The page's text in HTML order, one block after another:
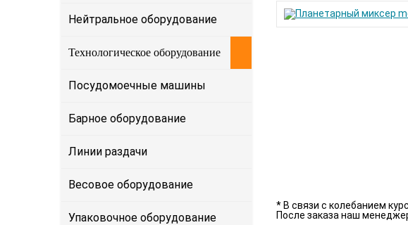
Нейтральное оборудование
Технологическое оборудование
Посудомоечные машины
Барное оборудование
Линии раздачи
Весовое оборудование
Упаковочное оборудование
* В связи с колебанием
После заказа наш